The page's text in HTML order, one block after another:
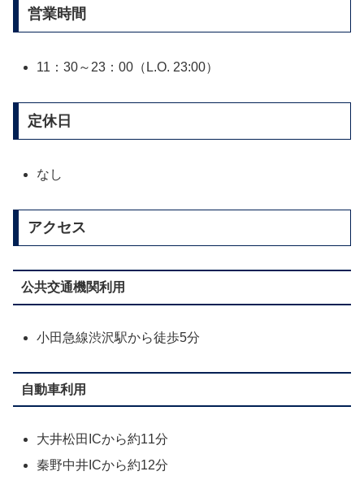
営業時間
11：30～23：00（L.O. 23:00）
定休日
なし
アクセス
公共交通機関利用
小田急線渋沢駅から徒歩5分
自動車利用
大井松田ICから約11分
秦野中井ICから約12分